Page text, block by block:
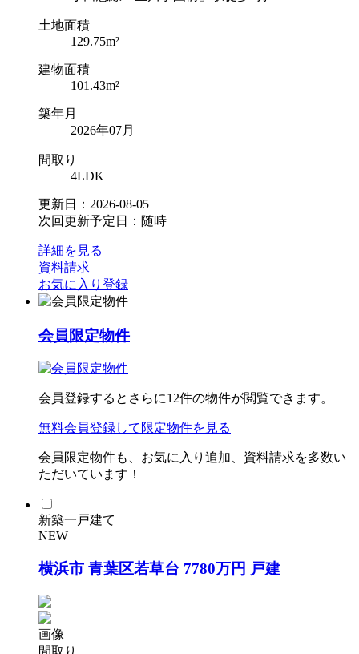
土地面積
129.75m²
建物面積
101.43m²
築年月
2026年07月
間取り
4LDK
更新日：2026-08-05
次回更新予定日：随時
詳細を見る
資料請求
お気に入り登録
会員限定物件
会員登録するとさらに12件の物件が閲覧できます。
無料会員登録して限定物件を見る
会員限定物件も、お気に入り追加、資料請求を多数い
ただいています！
新築一戸建て
NEW
横浜市 青葉区若草台 7780万円 戸建
画像
間取り